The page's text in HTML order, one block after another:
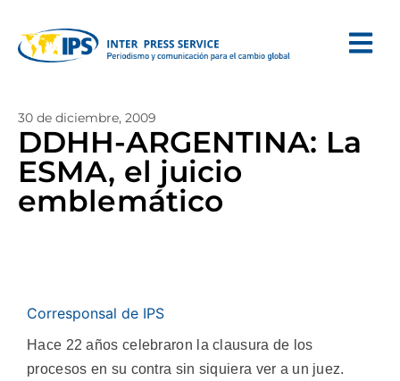
30 de diciembre, 2009
DDHH-ARGENTINA: La
ESMA, el juicio
emblemático
Corresponsal de IPS
Hace 22 años celebraron la clausura de los
procesos en su contra sin siquiera ver a un juez.